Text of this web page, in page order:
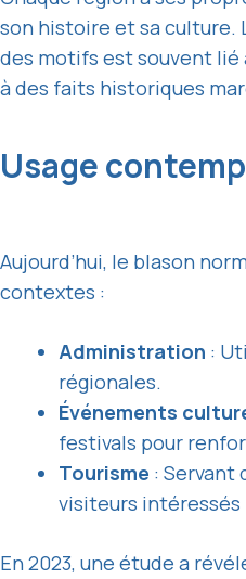
son histoire et sa culture.
des motifs est souvent lié
à des faits historiques
Usage
Aujourd’hui, le blason
contextes :
Administration :
régionales.
Événements
festivals pour
Tourisme : Servant
visiteurs intéressés
En 2023, une étude a